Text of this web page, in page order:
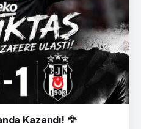
Kazandı! 🦅